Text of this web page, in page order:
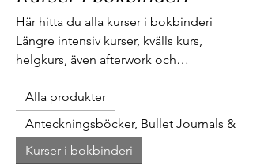
Här hitta du alla kurser i bokbinderi
Längre intensiv kurser, kvälls kurs,
helgkurs, även afterwork och
betala med swish istället för med kort
här då är det bara att ta kontakt direkt
med mig //Anna-Lisa
Alla produkter
Anteckningsböcker, Bullet Journals &
Kurser i bokbinderi